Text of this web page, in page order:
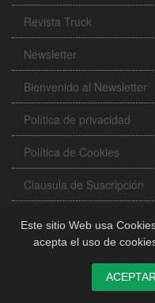
Revista Truck
Newsletter
Bienvenido al Newsletter
Política de privacidad
Política de Cookies
Clausula de Suscripción
Mapa del sitio - Sitemap
Acceder a mi cuenta
Este sitio Web usa
acepta el uso de